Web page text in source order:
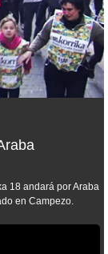
18 andará por Araba
en Campezo.